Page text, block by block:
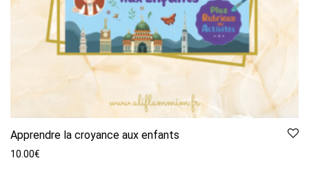
Apprendre la croyance aux enfants
10.00€